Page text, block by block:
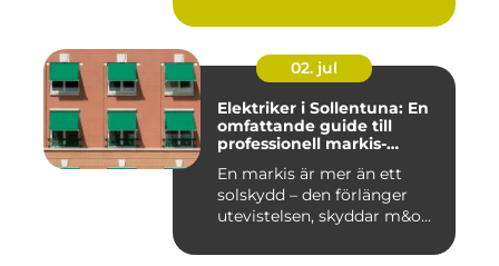
02. jul
Elektriker i Sollentuna: En
omfattande guide till
professionell markis-
En markis är mer än ett
solskydd – den förlänger
utevistelsen, skyddar m&o...